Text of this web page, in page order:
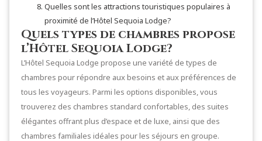
Quelles sont les attractions touristiques populaires à
proximité de l’Hôtel Sequoia Lodge?
Quels types de chambres propose
l’Hôtel Sequoia Lodge?
L’Hôtel Sequoia Lodge propose une variété de types de
chambres pour répondre aux besoins et aux préférences de
tous les voyageurs. Parmi les options disponibles, vous
trouverez des chambres standard confortables, des suites
élégantes offrant plus d’espace et de luxe, ainsi que des
chambres familiales idéales pour les séjours en groupe.